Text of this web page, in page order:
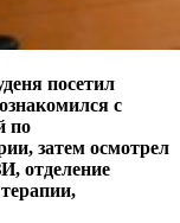
посетил
с
по
затем осмотрел
отделение